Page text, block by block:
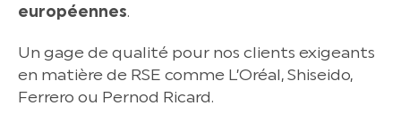
européennes.
Un gage de qualité pour nos clients exigeants
en matière de RSE comme L’Oréal, Shiseido,
Ferrero ou Pernod Ricard.